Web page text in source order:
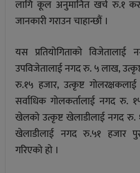
लागि कूल अनुमानित खर्च रु.१
जानकारी गराउन चाहान्छौं ।
यस प्रतियोगिताको
उपविजेतालाई नगद रु. ५ लाख,
रु.१५ हजार, उत्कृष्ट
सर्वाधिक गोलकर्तालाई नगद रु.
खेलको उत्कृष्ट खेलाडीलाई नगद रु.
खेलाडीलाई नगद रु.५१ हजार
गरिएको हाे ।